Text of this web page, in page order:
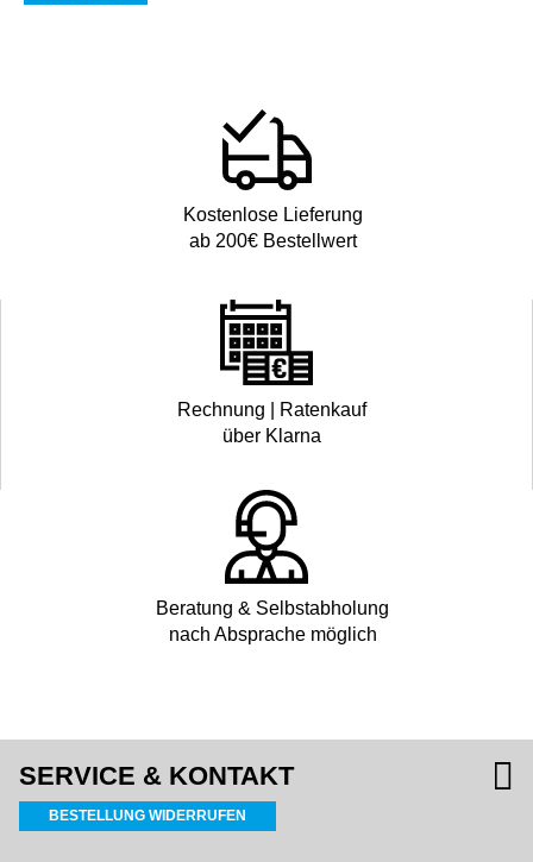
Kostenlose Lieferung
ab 200€ Bestellwert
Rechnung | Ratenkauf
über Klarna
Beratung & Selbstabholung
nach Absprache möglich
SERVICE & KONTAKT
BESTELLUNG WIDERRUFEN